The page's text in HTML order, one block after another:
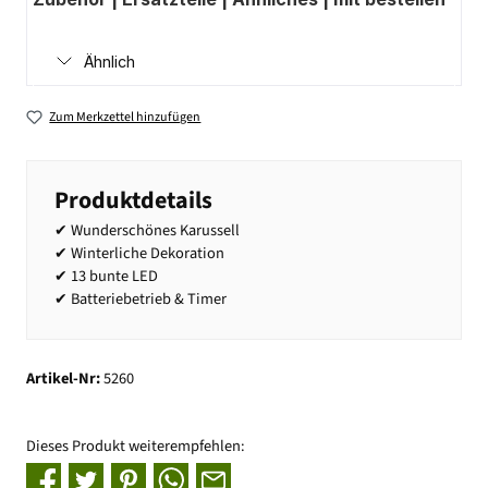
Ähnlich
Zum Merkzettel hinzufügen
Produktdetails
✔ Wunderschönes Karussell
✔ Winterliche Dekoration
✔ 13 bunte LED
✔ Batteriebetrieb & Timer
Artikel-Nr:5260
Dieses Produkt weiterempfehlen: